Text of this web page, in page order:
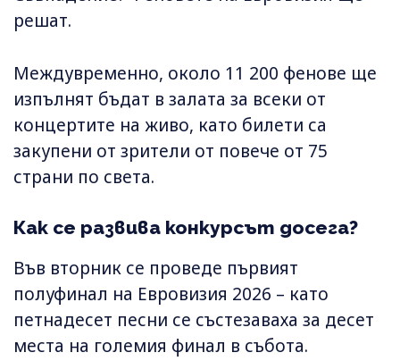
решат.
Междувременно, около 11 200 фенове ще
изпълнят бъдат в залата за всеки от
концертите на живо, като билети са
закупени от зрители от повече от 75
страни по света.
Как се развива конкурсът досега?
Във вторник се проведе първият
полуфинал на Евровизия 2026 – като
петнадесет песни се състезаваха за десет
места на големия финал в събота.